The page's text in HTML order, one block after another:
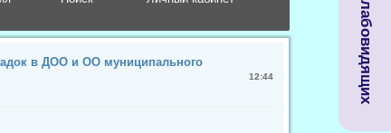
в ДОО и ОО муниципального
12:44